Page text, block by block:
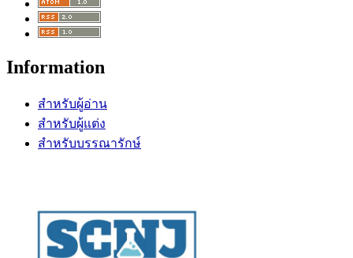
Information
สำหรับผู้อ่าน
สำหรับผู้แต่ง
สำหรับบรรณารักษ์